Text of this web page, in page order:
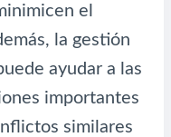
el
la gestión
ayudar a las
importantes
similares